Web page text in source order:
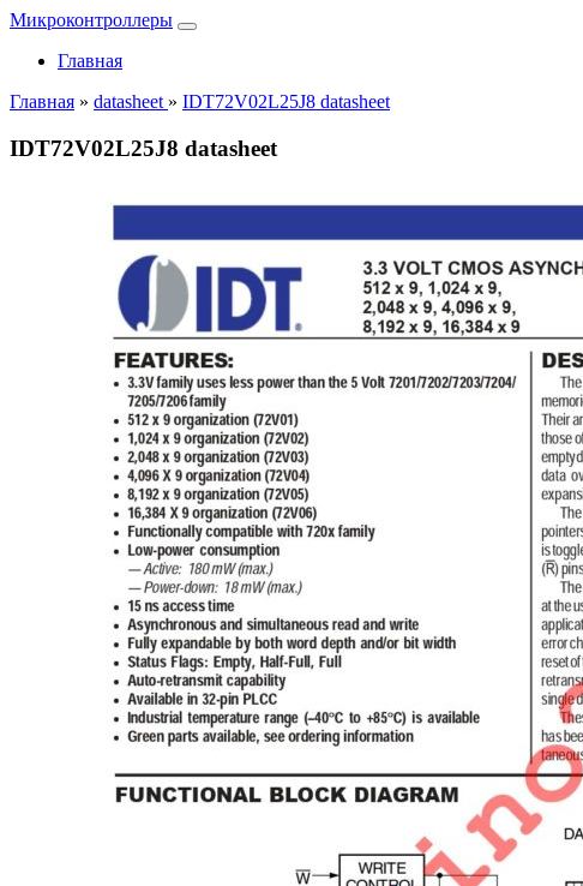
Микроконтроллеры
Главная
Главная » datasheet » IDT72V02L25J8 datasheet
IDT72V02L25J8 datasheet